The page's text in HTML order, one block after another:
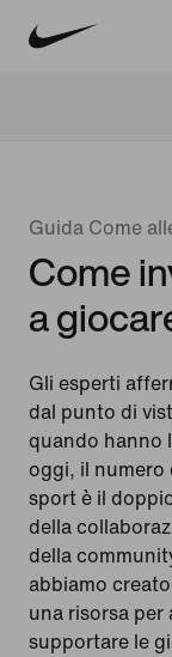
Come
a
Guida Come
Gli esperti
dal punto di
quando hanno
oggi, il numero
sport è il
della
della
abbiamo
una risorsa
supportare le